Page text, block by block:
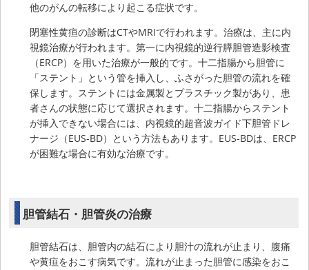
他のがんの転移により起こる症状です。
閉塞性黄疸の診断はCTやMRIで行われます。治療は、主に内
視鏡治療が行われます。第一に内視鏡的逆行膵胆管造影検査
（ERCP）を用いた治療が一般的です。十二指腸から胆管に
「ステント」という管を挿入し、ふさがった胆管の流れを確
保します。ステントには金属製とプラスチック製があり、患
者さんの状態に応じて選択されます。十二指腸からステント
が挿入できない場合には、内視鏡的超音波ガイド下胆管ドレ
ナージ（EUS-BD）という方法もあります。EUS-BDは、ERCP
が困難な場合に有効な治療です。
胆管結石・胆管炎の治療
胆管結石は、胆管内の結石により胆汁の流れが止まり、腹痛
や黄疸をおこす病気です。流れが止まった胆管に感染をおこ